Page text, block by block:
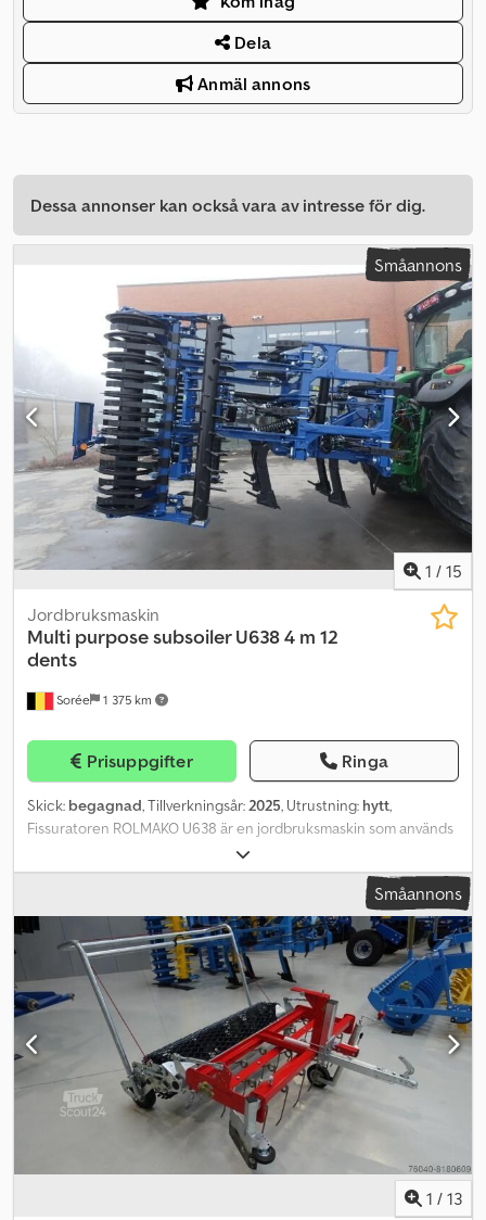
Dela
Anmäl annons
Dessa annonser kan också vara av intresse för dig.
Småannons
1 / 15
Sorée 1 375 km
Jordbruksmaskin
Multi purpose subsoiler U638 4 m 12
dents
Prisuppgifter Ringa
Skick: begagnad, Tillverkningsår:2025, Utrustning: hytt,
Fissuratoren ROLMAKO U638 är en jordbruksmaskin som används
för jordbearbetning i början av hösten för stubbearbetning och
på våren, och ger även möjlighet till luftning och regenerering av
jorden. Ramen är tillverkad av fyrkantsprofil 100 x 100 x 8 mm,
Atlas-tand (plogbalk 35 x 70 mm avslutad med cementerad
hårdmetallskena). Tanden skyddas mot överbelastning med
dubbla fjäderutlösare. Maskinens basversion är utrustad med ett
rörvalsverk Ø 500 mm. Maskinen har hydraulisk infällning. I
bogserad version är den utrustad med 520/50-17 hjul och
tryckluftsbroms (med släpvagnsdelen framför valsen).
Transportbredden överstiger inte 3,0 m. Bakre LED-belysning
Underhållsfritt rullagersystem, lagerhus i segjärn GGG50 med
stålskydd Mulchingvals T-ringvals Ø600 mm Arbetsbredd: 3 m
Dcodpfx Aei Hy Ndolfok Antal tänder: 9 Leveranstid (dagar): 1
Småannons
1 / 13